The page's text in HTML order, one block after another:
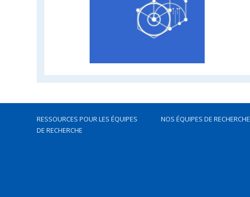
RESSOURCES POUR LES ÉQUIPES
DE RECHERCHE
NOS ÉQUIPES DE RECHERCHE